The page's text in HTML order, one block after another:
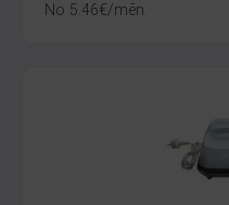
No 5.46€/mēn.